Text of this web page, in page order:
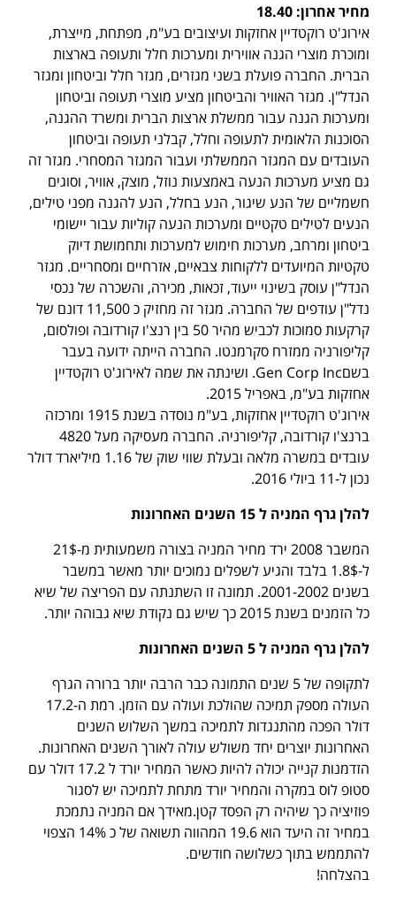
מחיר אחרון: 18.40
אירוג'ט רוקטדיין אחזקות ועיצובים בע"מ, מפתחת, מייצרת,
ומוכרת מוצרי הגנה אווירית ומערכות חלל ותעופה בארצות
הברית. החברה פועלת בשני מגזרים, מגזר חלל וביטחון ומגזר
הנדל"ן. מגזר האוויר והביטחון מציע מוצרי תעופה וביטחון
ומערכות הגנה עבור ממשלת ארצות הברית ומשרד ההגנה,
הסוכנות הלאומית לתעופה וחלל, קבלני תעופה וביטחון
העובדים עם המגזר הממשלתי ועבור המגזר המסחרי. מגזר זה
גם מציע מערכות הנעה באמצעות נוזל, מוצק, אוויר, וסוגים
חשמליים של הנע שיגור, הנע בחלל, הנע להגנה מפני טילים,
הנעים לטילים טקטיים ומערכות הנעה קוליות עבור יישומי
ביטחון ומרחב, מערכות חימוש למערכות ותחמושת דיוק
טקטיות המיועדים ללקוחות צבאיים, אזרחיים ומסחריים. מגזר
הנדל"ן עוסק בשינוי ייעוד, זכאות, מכירה, והשכרה של נכסי
נדל"ן עודפים של החברה. מגזר זה מחזיק כ 11,500 דונם של
קרקעות סמוכות לכביש מהיר 50 בין רנצ'ו קורדובה ופולסום,
קליפורניה ממזרח סקרמנטו. החברה הייתה ידועה בעבר
בשםGen Corp Inc. ושינתה את שמה לאירוג'ט רוקטדיין
אחזקות בע"מ, באפריל 2015.
אירוג'ט רוקטדיין אחזקות, בע"מ נוסדה בשנת 1915 ומרכזה
ברנצ'ו קורדובה, קליפורניה. החברה מעסיקה מעל 4820
עובדים במשרה מלאה ובעלת שווי שוק של 1.16 מיליארד דולר
נכון ל-11 ביולי 2016.
להלן גרף המניה ל 15 השנים האחרונות
המשבר 2008 ירד מחיר המניה בצורה משמעותית מ-21$
ל-1.8$ בלבד והגיע לשפלים נמוכים יותר מאשר במשבר
בשנים 2001-2002. תמונה זו השתנתה עם הפריצה של שיא
כל הזמנים בשנת 2015 כך שיש גם נקודת שיא גבוהה יותר.
להלן גרף המניה ל 5 השנים האחרונות
לתקופה של 5 שנים התמונה כבר הרבה יותר ברורה הגרף
העולה מספק תמיכה שהולכת ועולה עם הזמן. רמת ה-17.2
דולר הפכה מהתנגדות לתמיכה במשך השלוש השנים
האחרונות יוצרים יחד משולש עולה לאורך השנים האחרונות.
הזדמנות קנייה יכולה להיות כאשר המחיר יורד ל 17.2 דולר עם
סטופ לוס במקרה והמחיר יורד מתחת לתמיכה יש לסגור
פוזיציה כך שיהיה רק הפסד קטן.מאידך אם המניה נתמכת
במחיר זה היעד הוא 19.6 המהווה תשואה של כ 14% הצפוי
להתממש בתוך כשלושה חודשים.
בהצלחה!